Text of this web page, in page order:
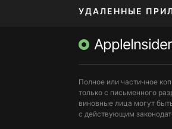
УДАЛЕННЫЕ
МЕССЕНДЖЕРЫ
Полное или частичное
только с письменного
виновные лица могут
с действующим